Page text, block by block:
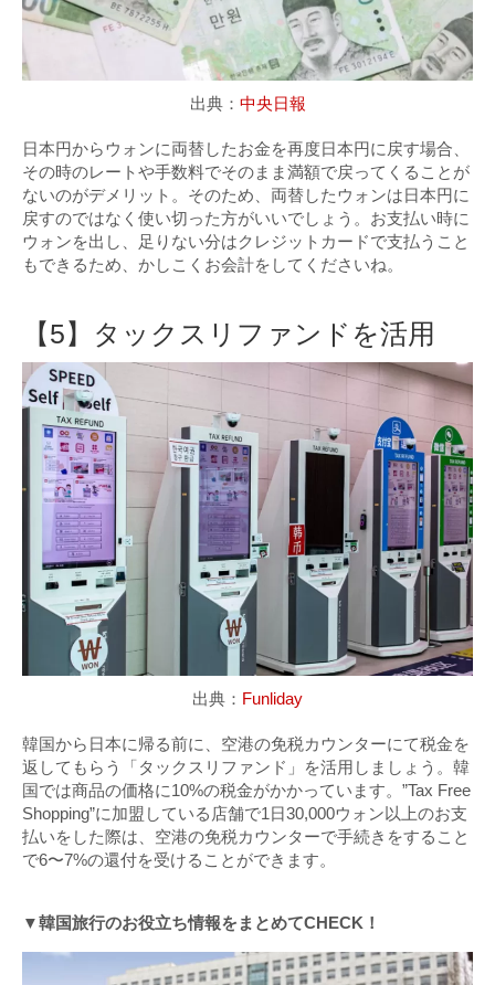
出典： 中央日報
日本円からウォンに両替したお金を再度日本円に戻す場合、
その時のレートや手数料でそのまま満額で戻ってくることが
ないのがデメリット。そのため、両替したウォンは日本円に
戻すのではなく使い切った方がいいでしょう。お支払い時に
ウォンを出し、足りない分はクレジットカードで支払うこと
もできるため、かしこくお会計をしてくださいね。
【5】タックスリファンドを活用
出典： Funliday
韓国から日本に帰る前に、空港の免税カウンターにて税金を
返してもらう「タックスリファンド」を活用しましょう。韓
国では商品の価格に10%の税金がかかっています。”Tax Free
Shopping”に加盟している店舗で1日30,000ウォン以上のお支
払いをした際は、空港の免税カウンターで手続きをすること
で6〜7%の還付を受けることができます。
▼韓国旅行のお役立ち情報をまとめてCHECK！